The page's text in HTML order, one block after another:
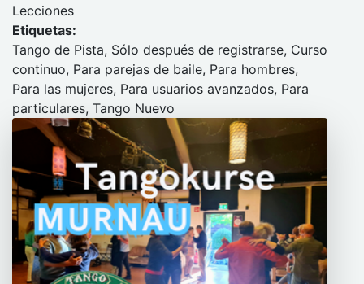
Lecciones
Etiquetas:
Tango de Pista, Sólo después de registrarse, Curso
continuo, Para parejas de baile, Para hombres,
Para las mujeres, Para usuarios avanzados, Para
particulares, Tango Nuevo